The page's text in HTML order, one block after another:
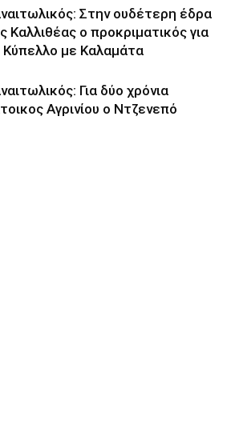
Στην ουδέτερη έδρα
Καλλιθέας ο προκριματικός για
Κύπελλο με Καλαμάτα
Για δύο χρόνια
Αγρινίου ο Ντζενεπό